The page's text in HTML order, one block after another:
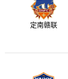
定南赣联